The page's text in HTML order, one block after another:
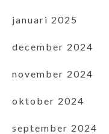
januari 2025
december 2024
november 2024
oktober 2024
september 2024